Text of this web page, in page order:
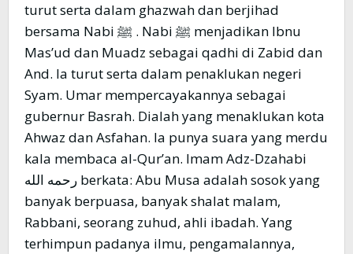
turut serta dalam ghazwah dan berjihad
bersama Nabi ﷺ . Nabi ﷺ menjadikan Ibnu
Mas’ud dan Muadz sebagai qadhi di Zabid dan
And. Ia turut serta dalam penaklukan negeri
Syam. Umar mempercayakannya sebagai
gubernur Basrah. Dialah yang menaklukan kota
Ahwaz dan Asfahan. Ia punya suara yang merdu
kala membaca al-Qur’an. Imam Adz-Dzahabi
رحمه الله berkata: Abu Musa adalah sosok yang
banyak berpuasa, banyak shalat malam,
Rabbani, seorang zuhud, ahli ibadah. Yang
terhimpun padanya ilmu, pengamalannya,